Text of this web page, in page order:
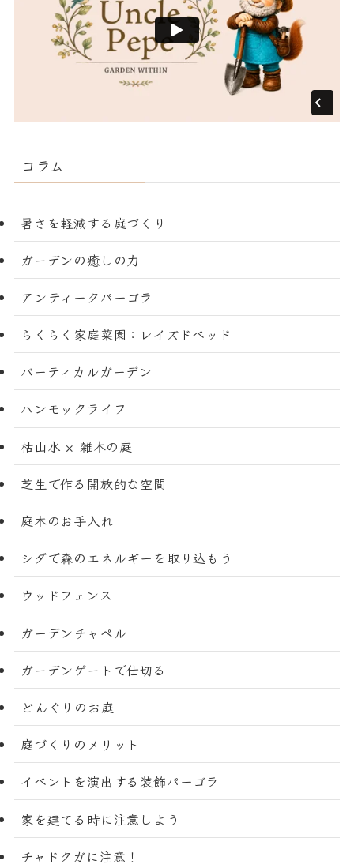
コラム
暑さを軽減する庭づくり
ガーデンの癒しの力
アンティークパーゴラ
らくらく家庭菜園：レイズドベッド
バーティカルガーデン
ハンモックライフ
枯山水 × 雑木の庭
芝生で作る開放的な空間
庭木のお手入れ
シダで森のエネルギーを取り込もう
ウッドフェンス
ガーデンチャペル
ガーデンゲートで仕切る
どんぐりのお庭
庭づくりのメリット
イベントを演出する装飾パーゴラ
家を建てる時に注意しよう
チャドクガに注意！